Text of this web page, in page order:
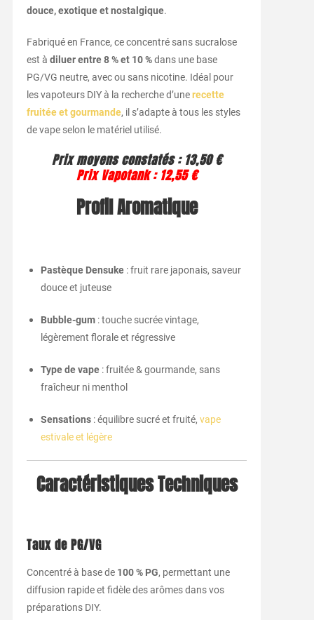
douce, exotique et nostalgique.
Fabriqué en France, ce concentré sans sucralose
est à diluer entre 8 % et 10 %dans une base
PG/VG neutre, avec ou sans nicotine. Idéal pour
les vapoteurs DIY à la recherche d’unerecette
fruitée et gourmande, il s’adapte à tous les styles
de vape selon le matériel utilisé.
Prix moyens constatés : 13,50 €
Prix Vapotank : 12,55 €
Profil Aromatique
Pastèque Densuke: fruit rare japonais, saveur
douce et juteuse
Bubble-gum: touche sucrée vintage,
légèrement florale et régressive
Type de vape: fruitée & gourmande, sans
fraîcheur ni menthol
Sensations: équilibre sucré et fruité, vape
estivale et légère
Caractéristiques Techniques
Taux de PG/VG
Concentré à base de 100 % PG, permettant une
diffusion rapide et fidèle des arômes dans vos
préparations DIY.